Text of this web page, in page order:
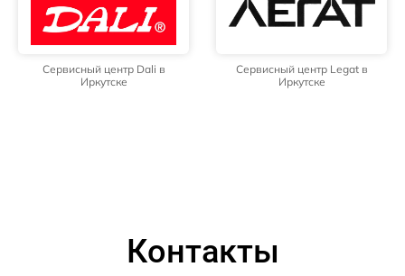
Сервисный центр Dali в
Иркутске
Сервисный центр Legat в
Иркутске
Контакты